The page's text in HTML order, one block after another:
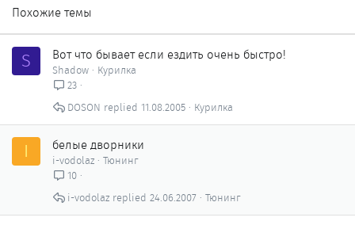
Похожие темы
S Вот что бывает если ездить очень быстро!
Shadow
Курилка
23
Курилка
11.08.2005
DOSON
I белые дворники
i-vodolaz Тюнинг
10
Тюнинг
24.06.2007
i-vodolaz